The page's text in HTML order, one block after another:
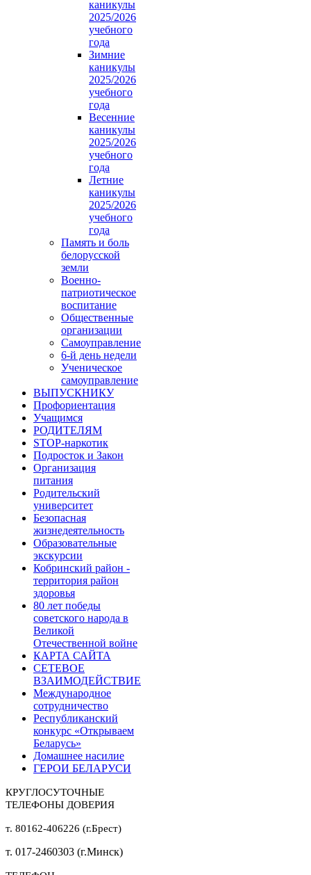
каникулы
2025/2026
учебного
года
Зимние
каникулы
2025/2026
учебного
года
Весенние
каникулы
2025/2026
учебного
года
Летние
каникулы
2025/2026
учебного
года
Память и боль
белорусской
земли
Военно-
патриотическое
воспитание
Общественные
организации
Самоуправление
6-й день недели
Ученическое
самоуправление
ВЫПУСКНИКУ
Профориентация
Учащимся
РОДИТЕЛЯМ
STOP-наркотик
Подросток и Закон
Организация
питания
Родительский
университет
Безопасная
жизнедеятельность
Образовательные
экскурсии
Кобринский район -
территория район
здоровья
80 лет победы
советского народа в
Великой
Отечественной войне
КАРТА САЙТА
СЕТЕВОЕ
ВЗАИМОДЕЙСТВИЕ
Международное
сотрудничество
Республиканский
конкурс «Открываем
Беларусь»
Домашнее насилие
ГЕРОИ БЕЛАРУСИ
КРУГЛОСУТОЧНЫЕ
ТЕЛЕФОНЫ ДОВЕРИЯ
т. 80162-406226 (г.Брест)
т. 017-2460303 (г.Минск)